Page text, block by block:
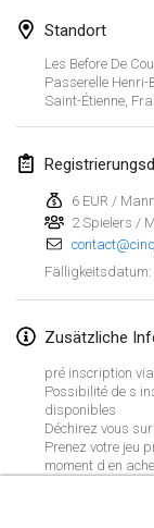
Standort
Les Before De
Passerelle Henri-
Saint-Étienne,
6 EUR /
2 Spielers /
Fälligkeitsdatum:
Zusätzliche
pré inscription via
Possibilité de s
disponibles
Déchirez vous
Prenez votre jeu
moment d en
26. Jan. 2019
Februar 2019
2. Feb. 2019
Lumi
9. Feb. 2019
9. Feb. 2019
OTH
16. Feb. 2019
Indoor des